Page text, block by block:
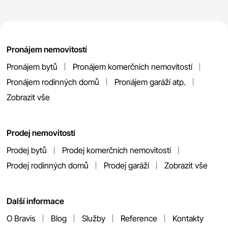
Pronájem nemovitostí
Pronájem bytů
Pronájem komerčních nemovitostí
Pronájem rodinných domů
Pronájem garáží atp.
Zobrazit vše
Prodej nemovitostí
Prodej bytů
Prodej komerčních nemovitostí
Prodej rodinných domů
Prodej garáží Zobrazit vše
Další informace
O Bravis
Blog Služby Reference Kontakty